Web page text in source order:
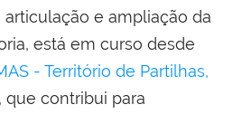
e ampliação da
está em curso desde
- Território de Partilhas,
, que contribui para